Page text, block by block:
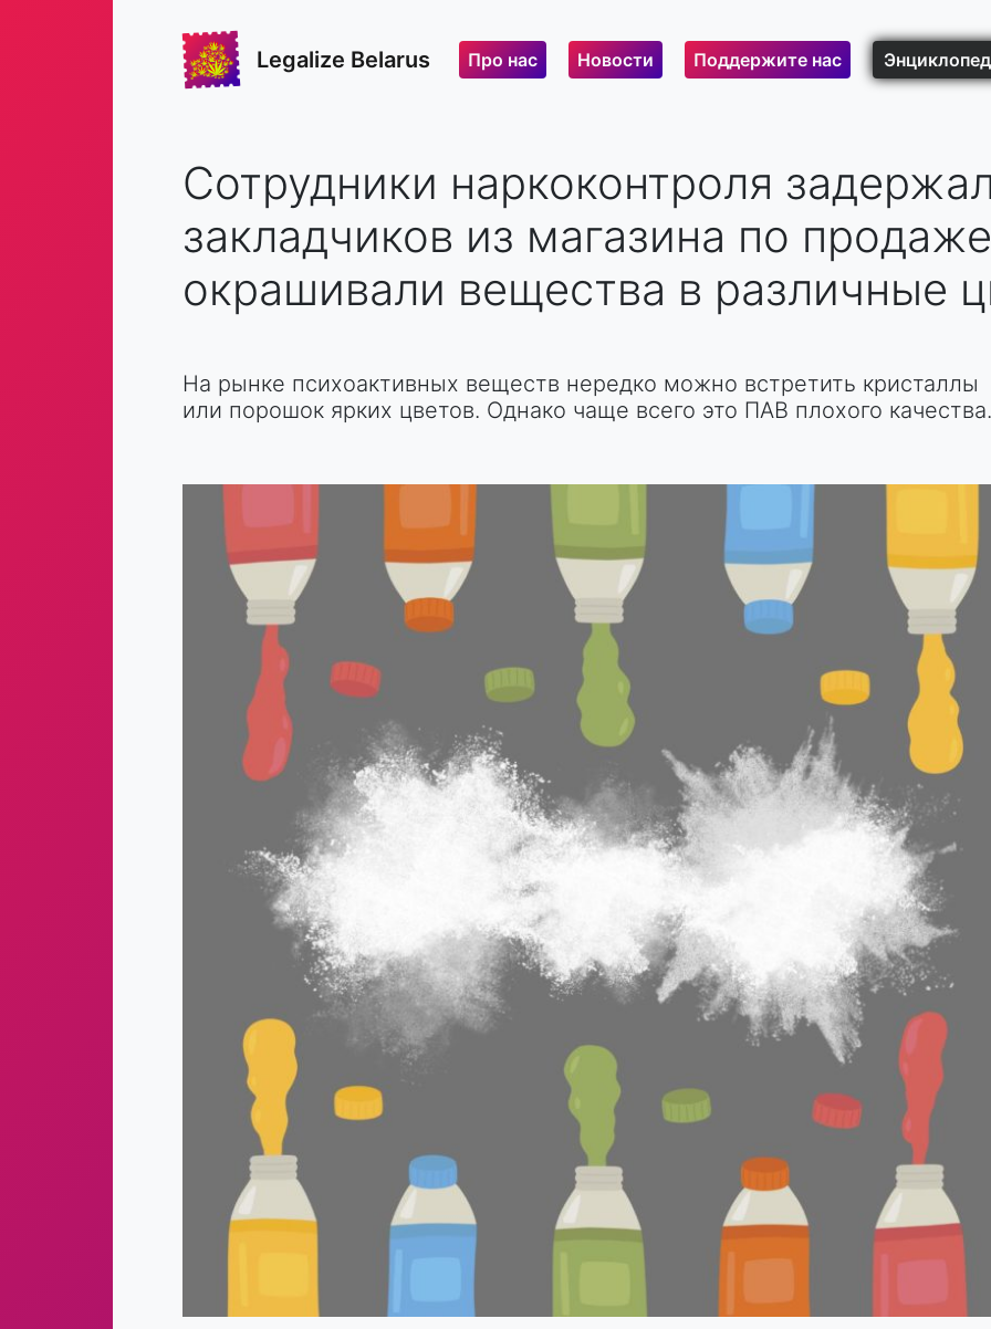
Legalize Belarus Про нас Новости Поддержите нас
Сотрудники наркоконтроля
закладчиков из магазина по
окрашивали вещества в различные
На рынке психоактивных веществ нередко можно встретить кристаллы
или порошок ярких цветов. Однако чаще всего это ПАВ плохого качества.